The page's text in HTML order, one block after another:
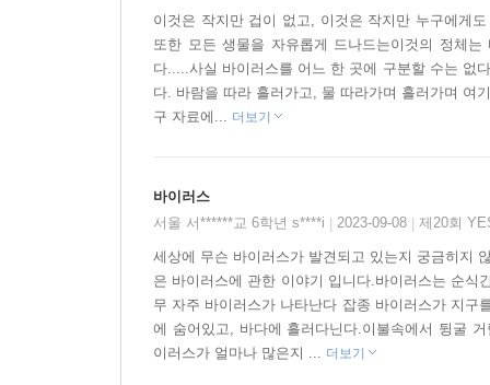
바이러스처럼 위험하기 짝이 없는 괴물 바이러
만들어진 바이러스도 있다. 그중에서도 가장 흔하
1796년, 영국 과학자 에드워드 제너 박사가 예방
돌연변이 바이러스나 잡종 바이러스가 갑자기
바이러스 연구 또한 다른 많은 과학 분야처럼 미
덕분에 바이러스의 비밀도 하나씩 하나씩 풀리고
이것은 작지만 겁이 없고, 이것은 작지만 누구에게
또한 모든 생물을 자유롭게 드나드는이것의 정체
다.....사실 바이러스를 어느 한 곳에 구분할 수는 없
다. 바람을 따라 흘러가고, 물 따라가며 흘러가며 여
구 자료에... 더보기
바이러스
서울 서******교 6학년 s****i
2023-09-08 제20회
세상에 무슨 바이러스가 발견되고 있는지 궁금히지
은 바이러스에 관한 이야기 입니다.바이러스는 순
무 자주 바이러스가 나타난다 잡종 바이러스가 지구
에 숨어있고, 바다에 흘러다닌다.이불속에서 뒹굴
이러스가 얼마나 많은지 ... 더보기